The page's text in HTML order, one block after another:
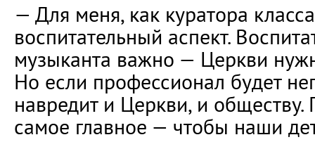
— Для меня, как куратора
воспитательный аспект.
музыканта важно — Церкви
Но если профессионал будет
навредит и Церкви, и обществу.
самое главное — чтобы наши